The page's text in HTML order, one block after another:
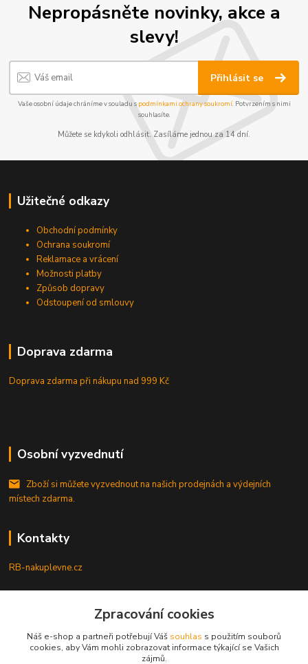
Nepropásněte novinky, akce a
slevy!
Přihlásit se
Vaše osobní údaje chráníme v souladu s podmínkami ochrany soukromí. Potvrzením s nimi
souhlasíte.
Můžete se kdykoli odhlásit. Zasíláme jednou za 14 dní.
Užitečné odkazy
Obchodní podmínky
Ochrana soukromí
Reklamace a vrácení
Možnosti platby
Způsob dopravy
Odstoupení od smlouvy
Doprava zdarma
Doprava zdarma při nákupunad 999 Kč
Osobní vyzvednutí
Zboží si můžete vyzvednout na našich prodejnách a výdejních
místech zdarma.
Kontakty
RB-nakuplevne.cz
+420 222722421
info@rb-nakuplevne.cz
Zpracování cookies
Náš e-shop a partneři potřebují Váš souhlas s použitím souborů
cookies, aby Vám mohli zobrazovat informace týkající se Vašich
zájmů.